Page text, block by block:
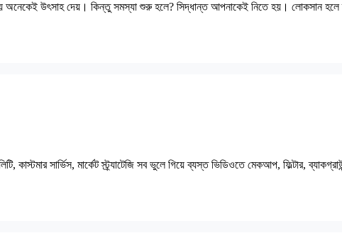
উৎসাহ দেয়। কিন্তু সমস্যা শুরু হলে? সিদ্ধান্ত আপনাকেই নিতে হয়। লোকসান হলে
সার্ভিস, মার্কেট স্ট্র্যাটেজি সব ভুলে গিয়ে ব্যস্ত ভিডিওতে মেকআপ, ফিল্টার,